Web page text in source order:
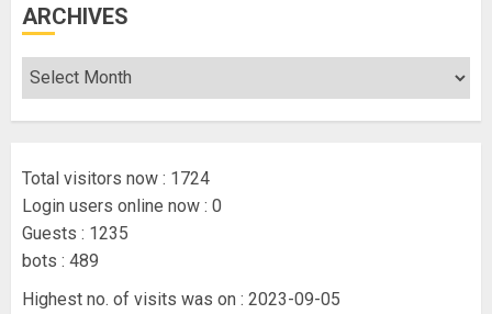
ARCHIVES
Total visitors now : 1724
Login users online now : 0
Guests : 1235
bots : 489
Highest no. of visits was on : 2023-09-05